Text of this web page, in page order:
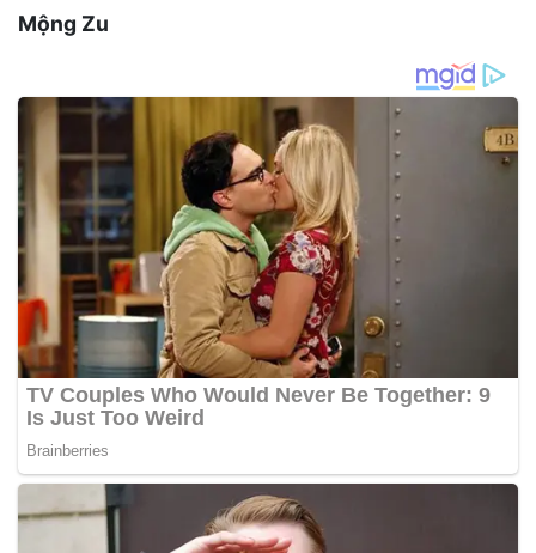
Mộng Zu